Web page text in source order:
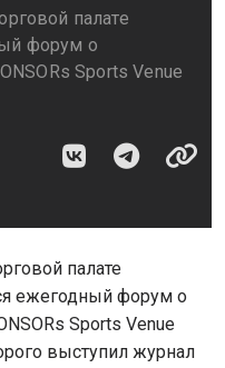
палате
форум о
Sports Venue
палате
ежегодный форум о
Sports Venue
выступил журнал